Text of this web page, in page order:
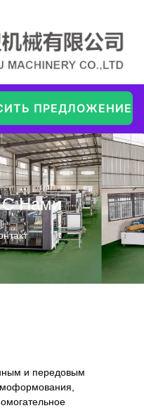
ПРЕДЛОЖЕНИЕ
С Нами
и передовым